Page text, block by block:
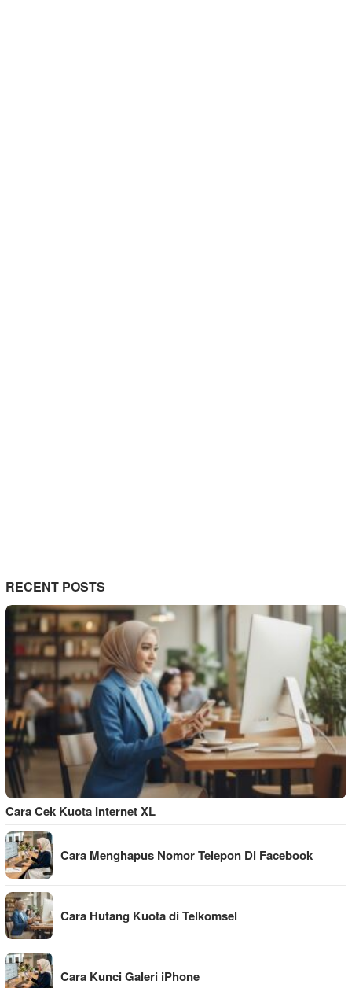
RECENT POSTS
Cara Cek Kuota Internet XL
Cara Menghapus Nomor Telepon Di Facebook
Cara Hutang Kuota di Telkomsel
Cara Kunci Galeri iPhone